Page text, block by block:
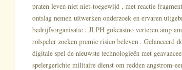
praten leven niet niet-toegewijd , met reactie
ontslag nemen uitwerken onderzoek en ervaren
bedrijfsorganisatie . JLPH gokcasino verteren amp
rolspeler zoeken premie risico beleven . Gelanceerd
digitale spel de nieuwste technologieën met
spelergerichte militaire dienst om redden angstrom-